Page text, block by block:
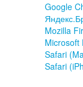
Google
Mozilla
Microsoft
Safari
Safari